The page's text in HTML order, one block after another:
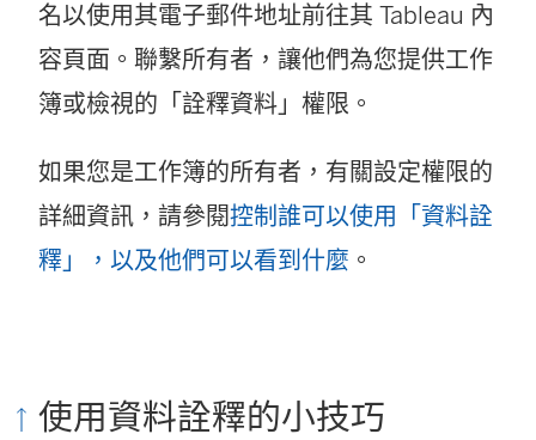
名以使用其電子郵件地址前往其 Tableau 內
容頁面。聯繫所有者，讓他們為您提供工作
簿或檢視的「詮釋資料」權限。
如果您是工作簿的所有者，有關設定權限的
詳細資訊，請參閱控制誰可以使用「資料詮
釋」，以及他們可以看到什麼 。
使用資料詮釋的小技巧